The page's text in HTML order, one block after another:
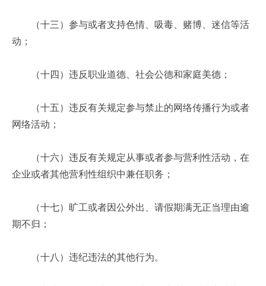
（十三）参与或者支持色情、吸毒、赌博、迷信等活
动；
（十四）违反职业道德、社会公德和家庭美德；
（十五）违反有关规定参与禁止的网络传播行为或者
网络活动；
（十六）违反有关规定从事或者参与营利性活动，在
企业或者其他营利性组织中兼任职务；
（十七）旷工或者因公外出、请假期满无正当理由逾
期不归；
（十八）违纪违法的其他行为。